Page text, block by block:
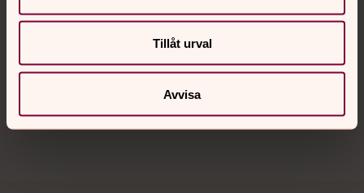
Tillåt urval
Avvisa
Hitta snabbt